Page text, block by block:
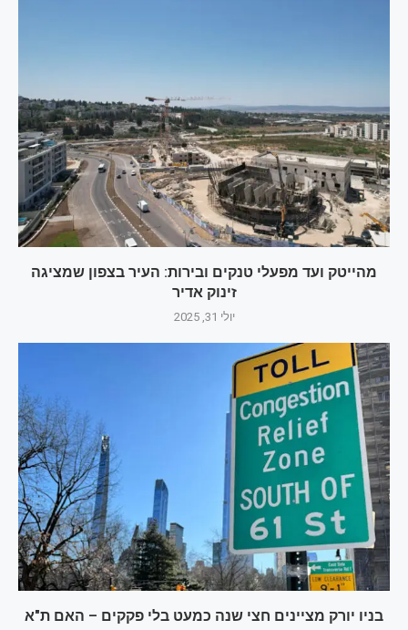
מהייטק ועד מפעלי טנקים ובירות: העיר בצפון שמציגה
זינוק אדיר
יולי 31, 2025
בניו יורק מציינים חצי שנה כמעט בלי פקקים – האם ת"א